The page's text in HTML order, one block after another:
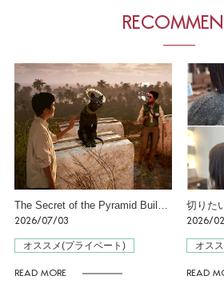
2026/07/03
オススメ(プライベート)
READ MORE
2026/
オス
READ